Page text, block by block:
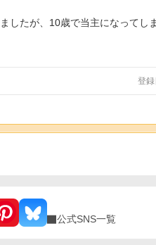
たが、10歳で当主になってし
登
公式SNS一覧